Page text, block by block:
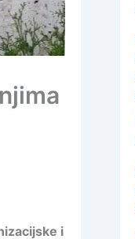
i